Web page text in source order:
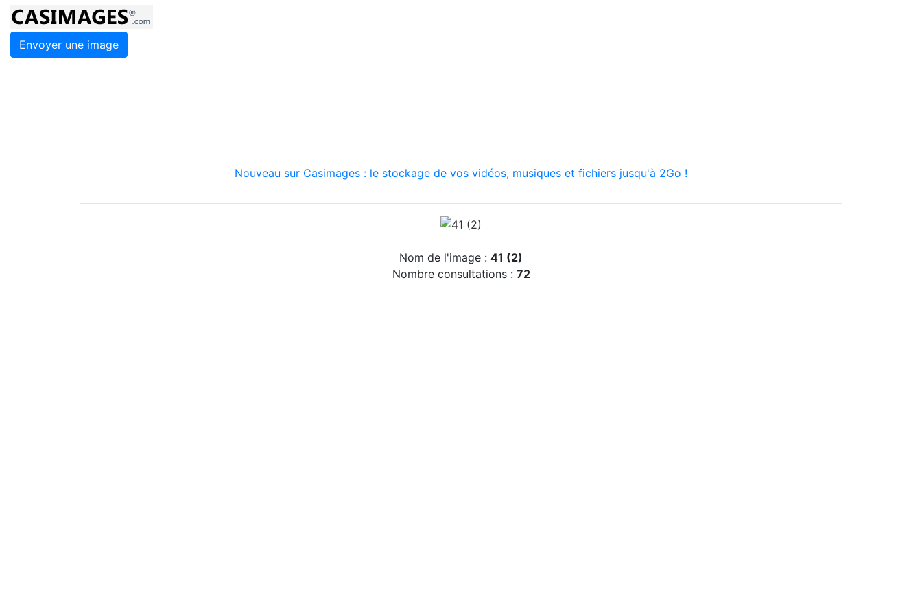
Envoyer une image
Nouveau sur Casimages : le stockage de vos vidéos, musiques et fichiers jusqu'à 2Go !
Nom de l'image : 41 (2)
Nombre consultations : 72